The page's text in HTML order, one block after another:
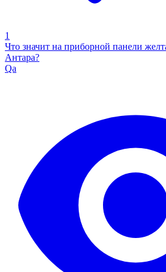
1
Что значит на приборной панели
Антара?
Qa